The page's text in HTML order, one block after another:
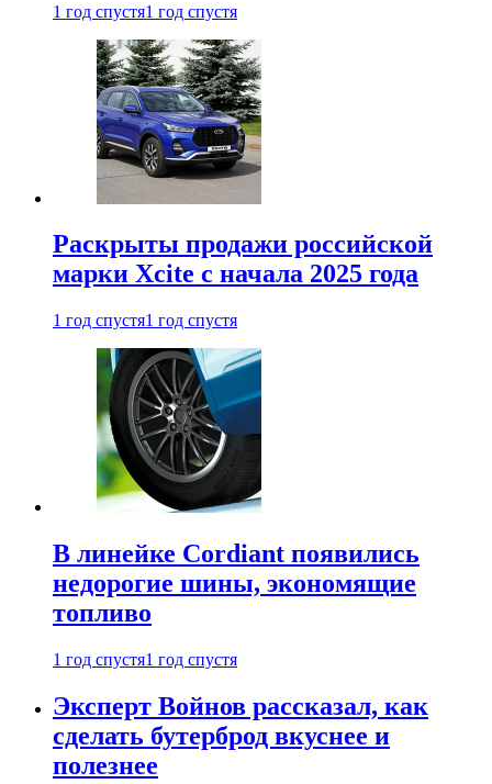
1 год спустя1 год спустя
Раскрыты продажи российской
марки Xcite с начала 2025 года
1 год спустя1 год спустя
В линейке Cordiant появились
недорогие шины, экономящие
топливо
1 год спустя1 год спустя
Эксперт Войнов рассказал, как
сделать бутерброд вкуснее и
полезнее